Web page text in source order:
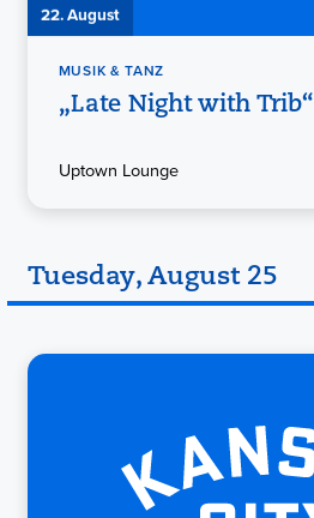
22. August
MUSIK & TANZ
„Late Night with Trib“
Uptown Lounge
Tuesday, August 25